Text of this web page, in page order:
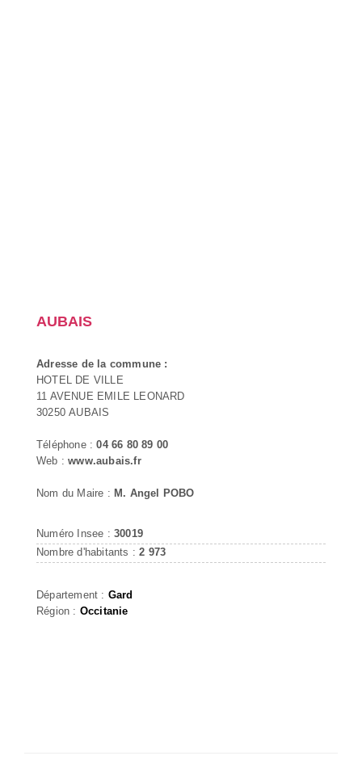
AUBAIS
Adresse de la commune :
HOTEL DE VILLE
11 AVENUE EMILE LEONARD
30250 AUBAIS
Téléphone :04 66 80 89 00
Web :www.aubais.fr
Nom du Maire : M. Angel POBO
Numéro Insee : 30019
Nombre d'habitants :2 973
Département : Gard
Région : Occitanie